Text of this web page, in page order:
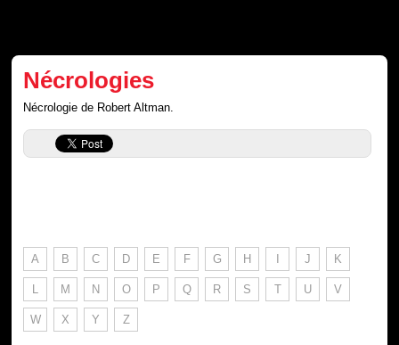
Nécrologies
Nécrologie de Robert Altman.
A B C D E F G H I J K
L M N O P Q R S T U V
W X Y Z